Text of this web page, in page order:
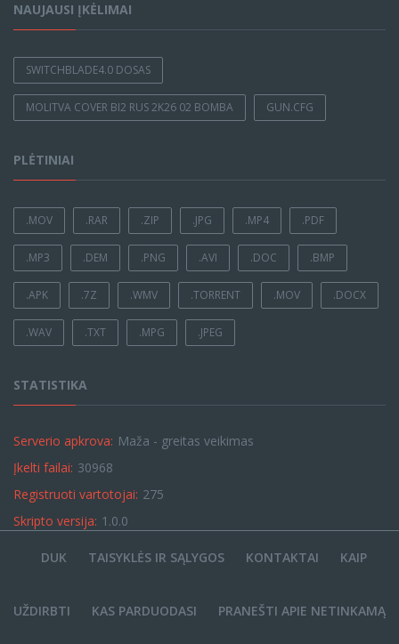
NAUJAUSI ĮKĖLIMAI
SWITCHBLADE4.0 DOSAS
MOLITVA COVER BI2 RUS 2K26 02 BOMBA GUN.CFG
PLĖTINIAI
.MOV .RAR .ZIP .JPG .MP4 .PDF
.MP3 .DEM .PNG .AVI .DOC .BMP
.APK .7Z .WMV .TORRENT .MOV .DOCX
.WAV .TXT .MPG .JPEG
STATISTIKA
Serverio apkrova: Maža - greitas veikimas
Įkelti failai: 30968
Registruoti vartotojai: 275
Skripto versija: 1.0.0
DUK TAISYKLĖS IR SĄLYGOS KONTAKTAI KAIP
UŽDIRBTI KAS PARDUODASI PRANEŠTI APIE NETINKAMĄ